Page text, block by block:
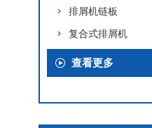
排屑机链板
复合式排屑机
查看更多